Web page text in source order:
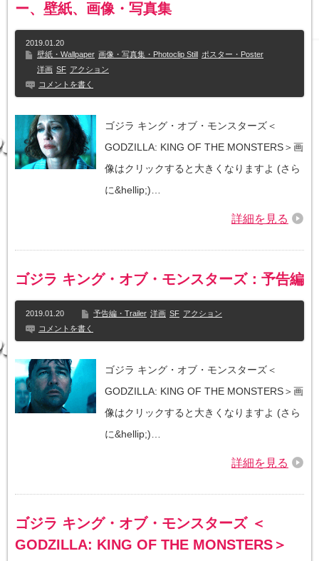
ー、壁紙、画像・写真集
2019.01.20
壁紙・Wallpaper 画像・写真集・Photoclip Still
ポスター・Poster
洋画 SF アクション
コメントを書く
ゴジラ キング・オブ・モンスターズ＜
GODZILLA: KING OF THE MONSTERS＞画
像はクリックすると大きくなりますよ (さら
に&hellip;)…
詳細を見る
ゴジラ キング・オブ・モンスターズ：予告編
2019.01.20 予告編・Trailer 洋画 SF アクション
コメントを書く
ゴジラ キング・オブ・モンスターズ＜
GODZILLA: KING OF THE MONSTERS＞画
像はクリックすると大きくなりますよ (さら
に&hellip;)…
詳細を見る
ゴジラ キング・オブ・モンスターズ ＜
GODZILLA: KING OF THE MONSTERS＞